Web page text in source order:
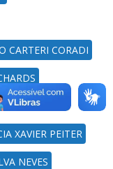
CARTERI CORADI
XAVIER PEITER
NEVES